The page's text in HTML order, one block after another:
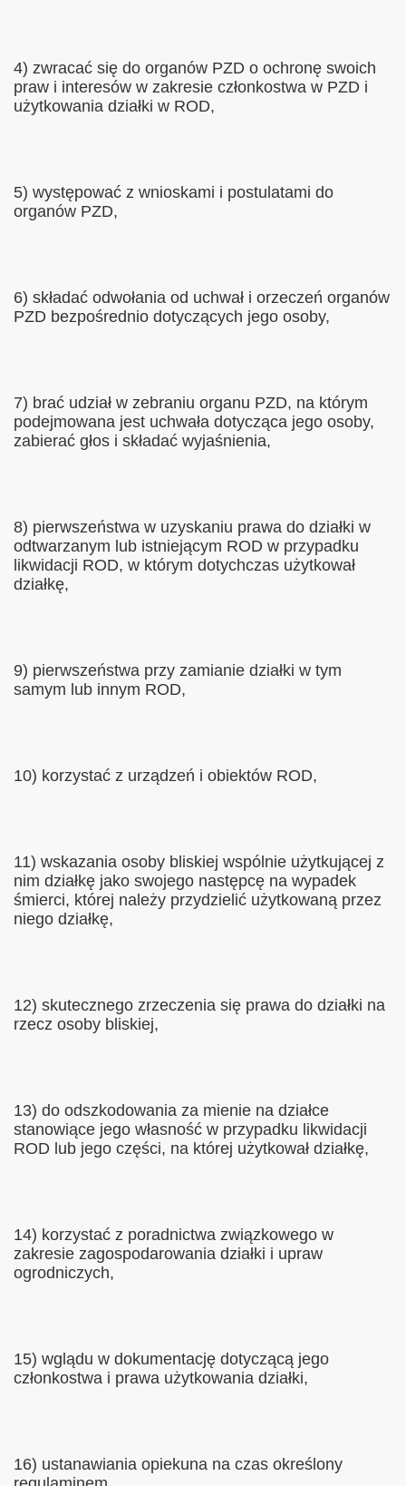
4) zwracać się do organów PZD o ochronę swoich
praw i interesów w zakresie członkostwa w PZD i
użytkowania działki w ROD,
5) występować z wnioskami i postulatami do
organów PZD,
6) składać odwołania od uchwał i orzeczeń organów
PZD bezpośrednio dotyczących jego osoby,
7) brać udział w zebraniu organu PZD, na którym
podejmowana jest uchwała dotycząca jego osoby,
zabierać głos i składać wyjaśnienia,
8) pierwszeństwa w uzyskaniu prawa do działki w
odtwarzanym lub istniejącym ROD w przypadku
likwidacji ROD, w którym dotychczas użytkował
działkę,
9) pierwszeństwa przy zamianie działki w tym
samym lub innym ROD,
10) korzystać z urządzeń i obiektów ROD,
11) wskazania osoby bliskiej wspólnie użytkującej z
nim działkę jako swojego następcę na wypadek
śmierci, której należy przydzielić użytkowaną przez
niego działkę,
12) skutecznego zrzeczenia się prawa do działki na
rzecz osoby bliskiej,
13) do odszkodowania za mienie na działce
stanowiące jego własność w przypadku likwidacji
ROD lub jego części, na której użytkował działkę,
14) korzystać z poradnictwa związkowego w
zakresie zagospodarowania działki i upraw
ogrodniczych,
15) wglądu w dokumentację dotyczącą jego
członkostwa i prawa użytkowania działki,
16) ustanawiania opiekuna na czas określony